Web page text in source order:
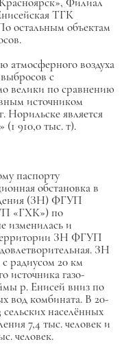
ТГК
остальным объектам
атмосферного воздуха
с
велики по сравнению
источником
Норильске является
910,0 тыс. т).
паспорту
обстановка в
(ЗН) ФГУП
«ГХК») по
изменилась и
территории ЗН ФГУП
ЗН
радиусом 20 км
источника газо-
р. Енисей вниз по
вод комбината. В 20-
населённых
7,4 тыс. человек и
человек.